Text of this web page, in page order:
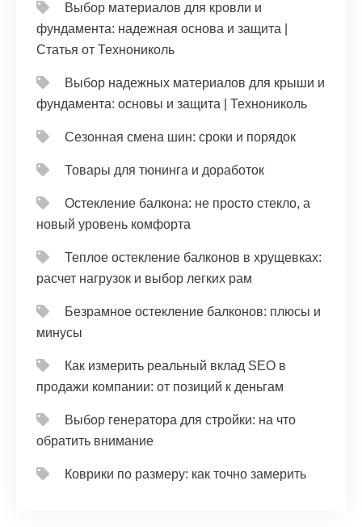
Выбор материалов для кровли и
фундамента: надежная основа и защита |
Статья от Технониколь
Выбор надежных материалов для крыши и
фундамента: основы и защита | Технониколь
Сезонная смена шин: сроки и порядок
Товары для тюнинга и доработок
Остекление балкона: не просто стекло, а
новый уровень комфорта
Теплое остекление балконов в хрущевках:
расчет нагрузок и выбор легких рам
Безрамное остекление балконов: плюсы и
минусы
Как измерить реальный вклад SEO в
продажи компании: от позиций к деньгам
Выбор генератора для стройки: на что
обратить внимание
Коврики по размеру: как точно замерить